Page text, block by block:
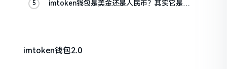
imtoken钱包是美金还是人民币？其实它是个
imtoken钱包2.0